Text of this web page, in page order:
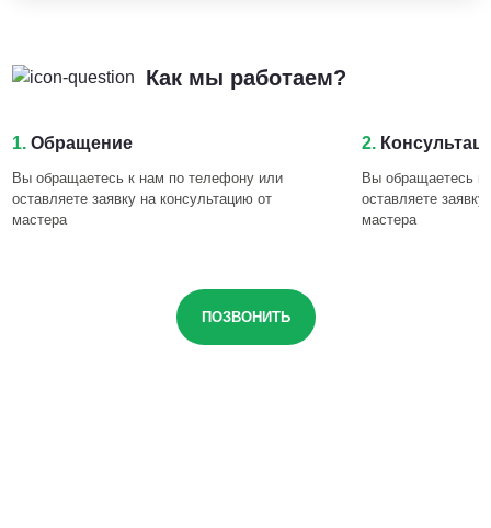
Как мы работаем?
1. Обращение
Вы обращаетесь к нам по телефону или
оставляете заявку на консультацию от
мастера
2.
Вы обращаетесь
оставляете
мастера
ПОЗВОНИТЬ